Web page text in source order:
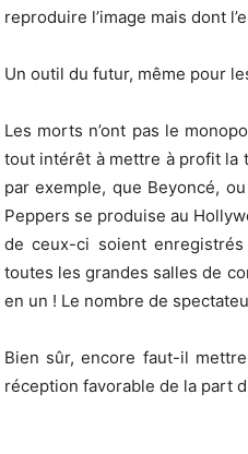
reproduire l’image mais dont
Un outil du futur, même pour
Les morts n’ont pas le
tout intérêt à mettre à profit la
par exemple, que Beyoncé,
Peppers se produise au
de ceux-ci soient
toutes les grandes salles de
en un ! Le nombre de
Bien sûr, encore faut-il
réception favorable de la part